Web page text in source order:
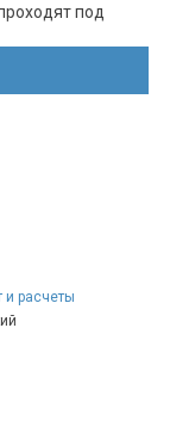
под
установка
и активности в
и расчеты